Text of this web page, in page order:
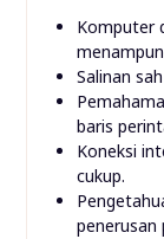
Komputer
Salinan
baris
Koneksi
cukup.
penerusan